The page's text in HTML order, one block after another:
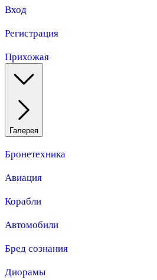
Вход
Регистрация
Прихожая
Галерея
Бронетехника
Авиация
Корабли
Автомобили
Бред сознания
Диорамы